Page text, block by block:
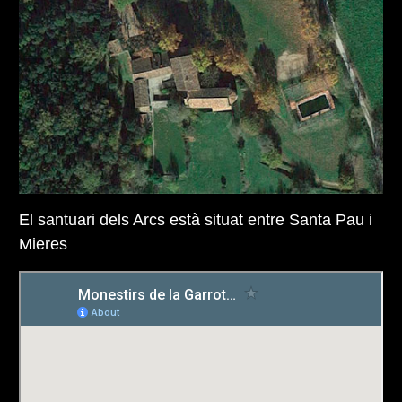
El santuari dels Arcs està situat entre Santa Pau i
Mieres